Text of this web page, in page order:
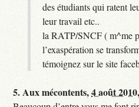
des étudiants qui ratent
leur travail etc..
la RATP/SNCF ( m^me
l’exaspération se
témoignez sur le site
5.Aux mécontents,4 août